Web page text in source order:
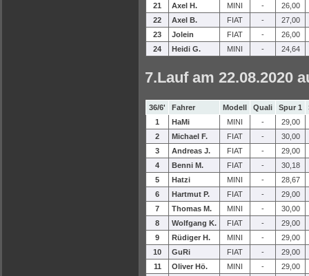
21
Axel H. MINI -
26,00
22
Axel B. FIAT -
27,00
23
Jolein FIAT -
26,00
24
Heidi G. MINI - 24,64
7.Lauf am 22.08.2020
36/6' Fahrer Modell Quali Spur 1
1
HaMi MINI -
29,00
2
Michael F. FIAT -
30,00
3
Andreas J. FIAT -
29,00
4
Benni M. FIAT -
30,18
5
Hatzi MINI -
28,67
6
Hartmut P. FIAT -
29,00
7
Thomas M. MINI -
30,00
8
Wolfgang K. FIAT -
29,00
9
Rüdiger H. MINI -
29,00
10
GuRi FIAT -
29,00
11
Oliver Hö. MINI -
29,00